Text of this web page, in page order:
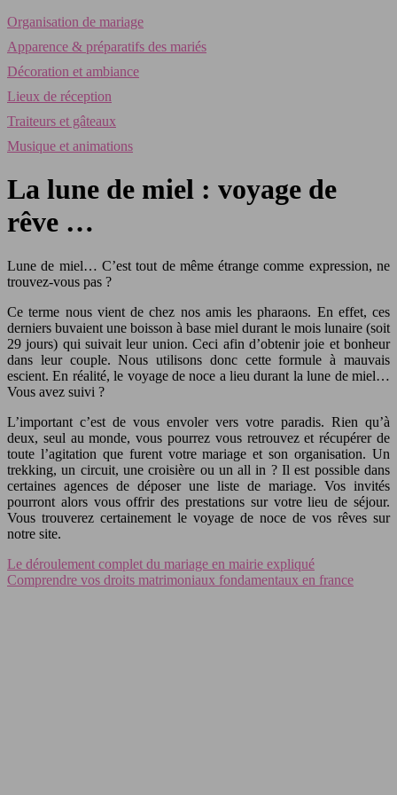
Organisation de mariage
Apparence & préparatifs des mariés
Décoration et ambiance
Lieux de réception
Traiteurs et gâteaux
Musique et animations
La lune de miel : voyage de
rêve …
Lune de miel… C’est tout de même étrange comme expression, ne
trouvez-vous pas ?
Ce terme nous vient de chez nos amis les pharaons. En effet, ces
derniers buvaient une boisson à base miel durant le mois lunaire (soit
29 jours) qui suivait leur union. Ceci afin d’obtenir joie et bonheur
dans leur couple. Nous utilisons donc cette formule à mauvais
escient. En réalité, le voyage de noce a lieu durant la lune de miel…
Vous avez suivi ?
L’important c’est de vous envoler vers votre paradis. Rien qu’à
deux, seul au monde, vous pourrez vous retrouvez et récupérer de
toute l’agitation que furent votre mariage et son organisation. Un
trekking, un circuit, une croisière ou un all in ? Il est possible dans
certaines agences de déposer une liste de mariage. Vos invités
pourront alors vous offrir des prestations sur votre lieu de séjour.
Vous trouverez certainement le voyage de noce de vos rêves sur
notre site.
Le déroulement complet du mariage en mairie expliqué
Comprendre vos droits matrimoniaux fondamentaux en france